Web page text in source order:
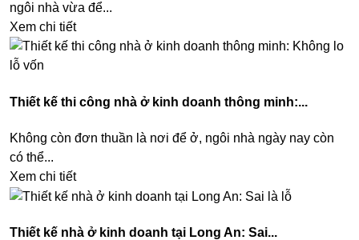
ngôi nhà vừa để...
Xem chi tiết
Thiết kế thi công nhà ở kinh doanh thông minh:...
Không còn đơn thuần là nơi để ở, ngôi nhà ngày nay còn
có thể...
Xem chi tiết
Thiết kế nhà ở kinh doanh tại Long An: Sai...